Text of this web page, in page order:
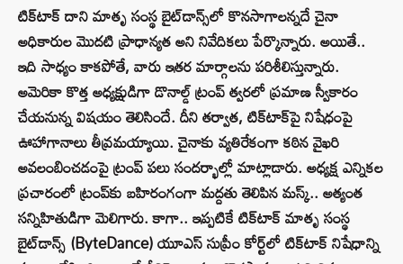
టిక్‌టాక్ దాని మాతృ సంస్థ బైట్‌డాన్స్‌లో కొనసాగాలన్నదే చైనా
అధికారుల మొదటి ప్రాధాన్యత అని నివేదికలు పేర్కొన్నారు. అయితే..
ఇది సాధ్యం కాకపోతే, వారు ఇతర మార్గాలను పరిశీలిస్తున్నారు.
అమెరికా కొత్త అధ్యక్షుడిగా డొనాల్డ్ ట్రంప్ త్వరలో ప్రమాణ స్వీకారం
చేయనున్న విషయం తెలిసిందే. దీని తర్వాత, టిక్‌టాక్‌పై నిషేధంపై
ఊహాగానాలు తీవ్రమయ్యాయి. చైనాకు వ్యతిరేకంగా కఠిన వైఖరి
అవలంబించడంపై ట్రంప్ పలు సందర్భాల్లో మాట్లాడారు. అధ్యక్ష ఎన్నికల
ప్రచారంలో ట్రంప్‌కు బహిరంగంగా మద్దతు తెలిపిన మస్క్.. అత్యంత
సన్నిహితుడిగా మెలిగారు. కాగా.. ఇప్పటికే టిక్‌టాక్ మాతృ సంస్థ
బైట్‌డాన్స్‌ (ByteDance) యూఎస్ సుప్రీం కోర్ట్‌లో టిక్‌టాక్ నిషేధాన్ని